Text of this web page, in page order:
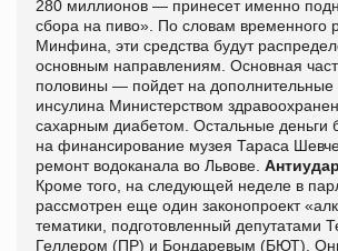
280 миллионов — принесет именно
сбора на пиво». По словам временного
Минфина, эти средства будут
основным направлениям. Основная
половины — пойдет на дополнительные
инсулина Министерством
сахарным диабетом. Остальные деньги
на финансирование музея Тараса
ремонт водоканала во Львове.
Кроме того, на следующей неделе в
рассмотрен еще один законопроект
тематики, подготовленный депутатами
Геллером (ПР) и Бондаревым (БЮТ).